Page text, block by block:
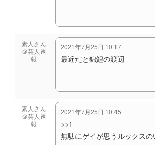
素人さん
＠芸人速
報
2021年7月25日 10:17
最近だと錦鯉の渡辺
素人さん
＠芸人速
報
2021年7月25日 10:45
>>1
無駄にゲイが思うルックスの